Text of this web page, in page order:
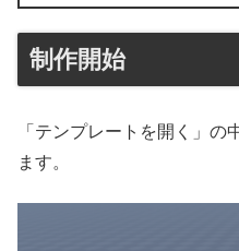
制作開始
「テンプレートを開く」
ます。